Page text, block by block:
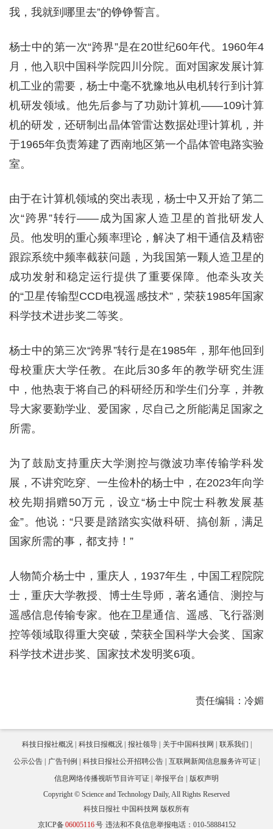
我，我就到哪里去”的铮铮誓言。
杨士中的第一次“跨界”是在20世纪60年代。1960年4
月，他入职中国科学院四川分院。面对国家发展计算
机工业的需要，杨士中毫不犹豫地从电机转行到计算
机研发领域。他先后参与了功勋计算机——109计算
机的研发，还研制出晶体管雷达数据处理计算机，并
于1965年负责筹建了西南地区第一个晶体管电路实验
室。
由于在计算机领域的突出表现，杨士中又开始了第二
次“跨界”转行——成为国家人造卫星的首批研发人
员。他发明的重心频率理论，解决了相干通信及精密
跟踪系统中频率截获问题，为我国第一颗人造卫星的
成功发射和稳定运行提供了重要保障。他牵头攻关
的“卫星传输型CCD电视遥感技术”，荣获1985年国家
科学技术进步奖二等奖。
杨士中的第三次“跨界”转行是在1985年，那年他回到
母校重庆大学任教。在此后30多年的教学研究生涯
中，他热衷于将自己的科研经历和学生们分享，并教
导大家要勤学业、爱国家，尽自己之所能满足国家之
所需。
为了鼓励支持重庆大学测控与微波功率传输学科发
展，不讲究吃穿、一生俭朴的杨士中，在2023年向学
校先期捐赠50万元，设立“杨士中院士科教发展基
金”。他说：“只要是踏踏实实做科研、搞创新，满足
国家所需的事，都支持！”
人物简介杨士中，重庆人，1937年生，中国工程院院
士，重庆大学教授、博士生导师，著名通信、测控与
遥感信息传输专家。他在卫星通信、遥感、飞行器测
控等领域取得重大突破，荣获全国科学大会奖、国家
科学技术进步奖、国家技术发明奖6项。
责任编辑：冷媚
科技日报社概况 科技日报概况 报社领导 关于中国科技网
联系我们
公示公告
广告刊例 科技日报社公开招聘公告
互联网新闻信息服务许可证
信息网络传播视听节目许可证
举报平台
版权声明
Copyright © Science and Technology Daily, All Rights Reserved
科技日报社 中国科技网 版权所有
京ICP备06005116号 违法和不良信息举报电话：010-58884152